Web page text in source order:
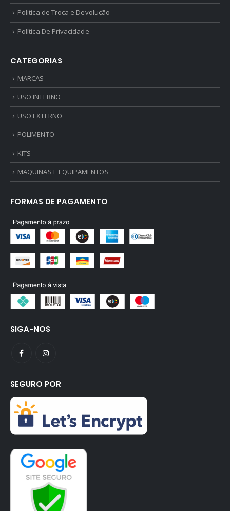
Politica de Troca e Devolução
Política De Privacidade
CATEGORIAS
MARCAS
USO INTERNO
USO EXTERNO
POLIMENTO
KITS
MAQUINAS E EQUIPAMENTOS
FORMAS DE PAGAMENTO
SIGA-NOS
SEGURO POR